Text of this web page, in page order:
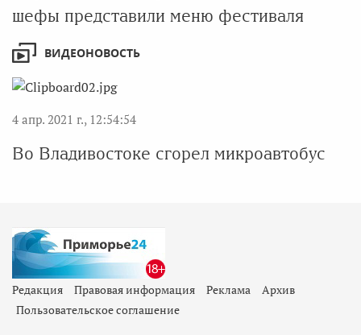
шефы представили меню фестиваля
ВИДЕОНОВОСТЬ
4 апр. 2021 г., 12:54:54
Во Владивостоке сгорел микроавтобус
Редакция Правовая информация Реклама
Архив
Пользовательское соглашение